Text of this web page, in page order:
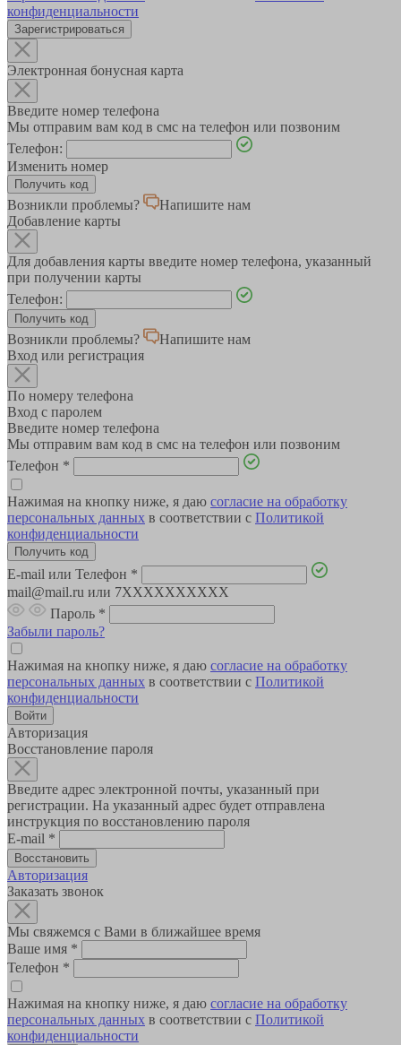
конфиденциальности
Зарегистрироваться
Электронная бонусная карта
Введите номер телефона
Мы отправим вам код в смс на телефон или позвоним
Телефон:
Изменить номер
Возникли проблемы?
Напишите нам
Добавление карты
Для добавления карты введите номер телефона, указанный
при получении карты
Телефон:
Возникли проблемы?
Напишите нам
Вход или регистрация
По номеру телефона
Вход с паролем
Введите номер телефона
Мы отправим вам код в смс на телефон или позвоним
Телефон *
Нажимая на кнопку ниже, я даю согласие на обработку
персональных данных в соответствии с Политикой
конфиденциальности
E-mail или Телефон *
mail@mail.ru или 7XXXXXXXXXX
Пароль *
Забыли пароль?
Нажимая на кнопку ниже, я даю согласие на обработку
персональных данных в соответствии с Политикой
конфиденциальности
Авторизация
Восстановление пароля
Введите адрес электронной почты, указанный при
регистрации. На указанный адрес будет отправлена
инструкция по восстановлению пароля
E-mail *
Авторизация
Заказать звонок
Мы свяжемся с Вами в ближайшее время
Ваше имя *
Телефон *
Нажимая на кнопку ниже, я даю согласие на обработку
персональных данных в соответствии с Политикой
конфиденциальности